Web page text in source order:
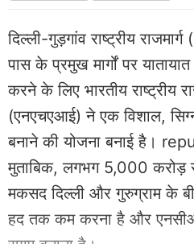
दिल्ली-गुड़गांव राष्ट्रीय
पास के प्रमुख मार्गों पर
करने के लिए भारतीय राष्ट्रीय
(एनएचएआई) ने एक विशाल,
बनाने की योजना बनाई है।
मुताबिक, लगभग 5,000 करोड़
मकसद दिल्ली और गुरुग्राम के
हद तक कम करना है और